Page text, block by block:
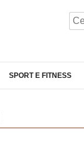
SPORT E FITNESS